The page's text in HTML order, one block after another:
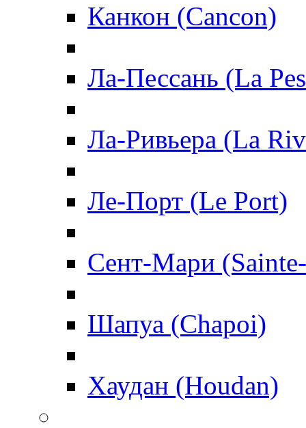
Канкон (Cancon)
Ла-Пессань (La
Ла-Ривьера (La
Ле-Порт (Le Port)
Сент-Мари
Шапуа (Chapoi)
Хаудан (Houdan)